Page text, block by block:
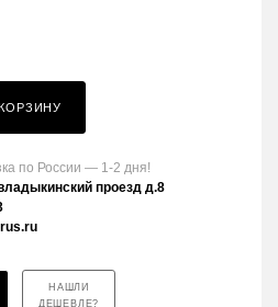
по России — 1-2 дня!
проезд д.8
НАШЛИ
ДЕШЕВЛЕ?